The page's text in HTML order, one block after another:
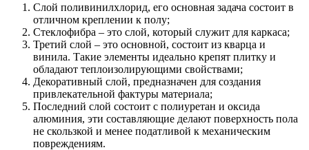
Слой поливинилхлорид, его основная задача состоит в
отличном креплении к полу;
Стеклофибра – это слой, который служит для каркаса;
Третий слой – это основной, состоит из кварца и
винила. Такие элементы идеально крепят плитку и
обладают теплоизолирующими свойствами;
Декоративный слой, предназначен для создания
привлекательной фактуры материала;
Последний слой состоит с полиуретан и оксида
алюминия, эти составляющие делают поверхность пола
не скользкой и менее податливой к механическим
повреждениям.